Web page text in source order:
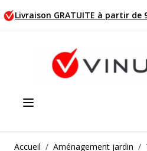
Allez au contenu
Commande ce jour,
Accueil / Aménagement jardin /